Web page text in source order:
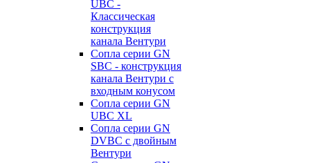
UBC -
Классическая
конструкция
канала Вентури
Сопла серии GN
SBC - конструкция
канала Вентури c
входным конусом
Сопла серии GN
UBC XL
Сопла серии GN
DVBC с двойным
Вентури